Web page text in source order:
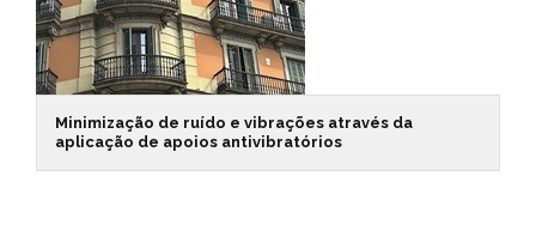
Minimização de ruído e vibrações através da
aplicação de apoios antivibratórios